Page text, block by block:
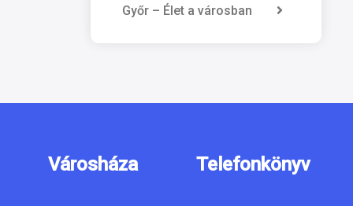
Győr – Élet a városban
Városháza Telefonkönyv